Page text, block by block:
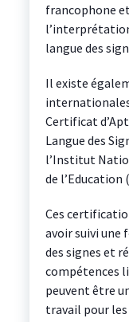
francophone
langue des
Il existe
Certificat
Langue des
l’Institut
de l’Education
Ces
avoir suivi une
des signes et
compétences
peuvent être
travail pour